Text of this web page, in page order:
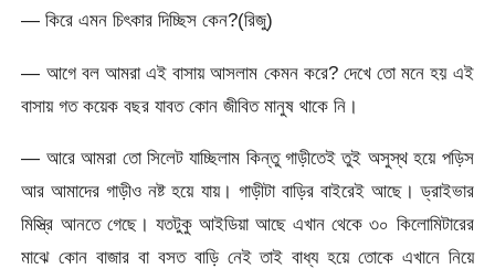
— কিরে এমন চিৎকার দিচ্ছিস কেন?(রিজু)
— আগে বল আমরা এই বাসায় আসলাম কেমন করে? দেখে তো মনে হয় এই
বাসায় গত কয়েক বছর যাবত কোন জীবিত মানুষ থাকে নি।
— আরে আমরা তো সিলেট যাচ্ছিলাম কিন্তু গাড়ীতেই তুই অসুস্থ হয়ে পড়িস
আর আমাদের গাড়ীও নষ্ট হয়ে যায়। গাড়ীটা বাড়ির বাইরেই আছে। ড্রাইভার
মিস্ত্রি আনতে গেছে। যতটুকু আইডিয়া আছে এখান থেকে ৩০ কিলোমিটারের
মাঝে কোন বাজার বা বসত বাড়ি নেই তাই বাধ্য হয়ে তোকে এখানে নিয়ে